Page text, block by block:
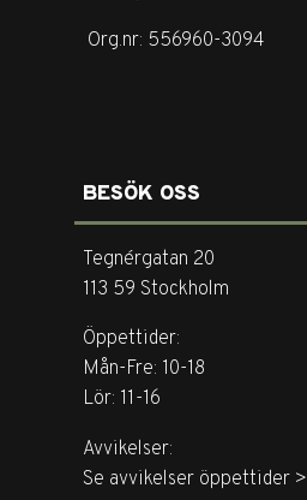
Org.nr: 556960-3094
BESÖK OSS
Tegnérgatan 20
113 59 Stockholm
Öppettider:
Mån-Fre: 10-18
Lör: 11-16
Avvikelser:
Se avvikelser öppettider >